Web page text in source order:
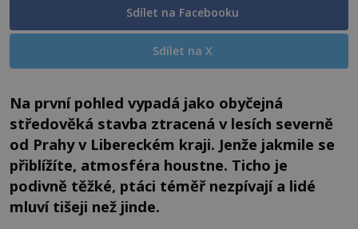
Sdílet na Facebooku
Sdílet na X
Na první pohled vypadá jako obyčejná
středověká stavba ztracená v lesích severně
od Prahy v Libereckém kraji. Jenže jakmile se
přiblížíte, atmosféra houstne. Ticho je
podivně těžké, ptáci téměř nezpívají a lidé
mluví tišeji než jinde.